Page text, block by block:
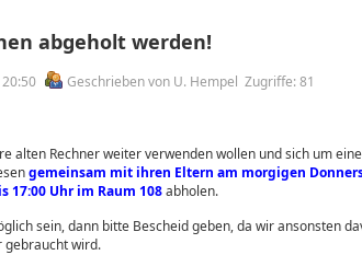
abgeholt werden!
Geschrieben von U. Hempel Zugriffe: 81
alten Rechner weiter verwenden wollen und sich um
gemeinsam mit ihren Eltern am morgigen
17:00 Uhr im Raum 108abholen.
sein, dann bitte Bescheid geben, da wir ansonsten
gebraucht wird.